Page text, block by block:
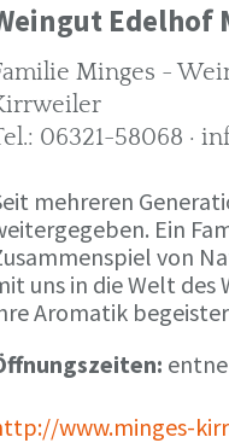
Edelhof
Minges -
06321-58068 ·
mehreren
Ein
von
uns in die Welt des
Aromatik
www.minges-